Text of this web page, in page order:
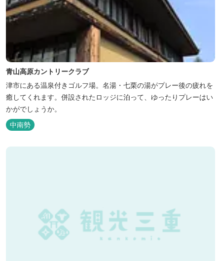
青山高原カントリークラブ
津市にある温泉付きゴルフ場。名湯・七栗の湯がプレー後の疲れを
癒してくれます。併設されたロッジに泊って、ゆったりプレーはい
かがでしょうか。
中南勢